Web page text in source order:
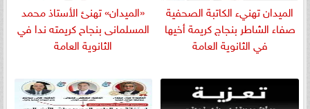
الميدان تهنيء الكاتبة الصحفية
صفاء الشاطر بنجاج كريمة أخيها
في الثانوية العامة
«الميدان» تهنئ الأستاذ محمد
المسلمانى بنجاح كريمته ندا في
الثانوية العامة